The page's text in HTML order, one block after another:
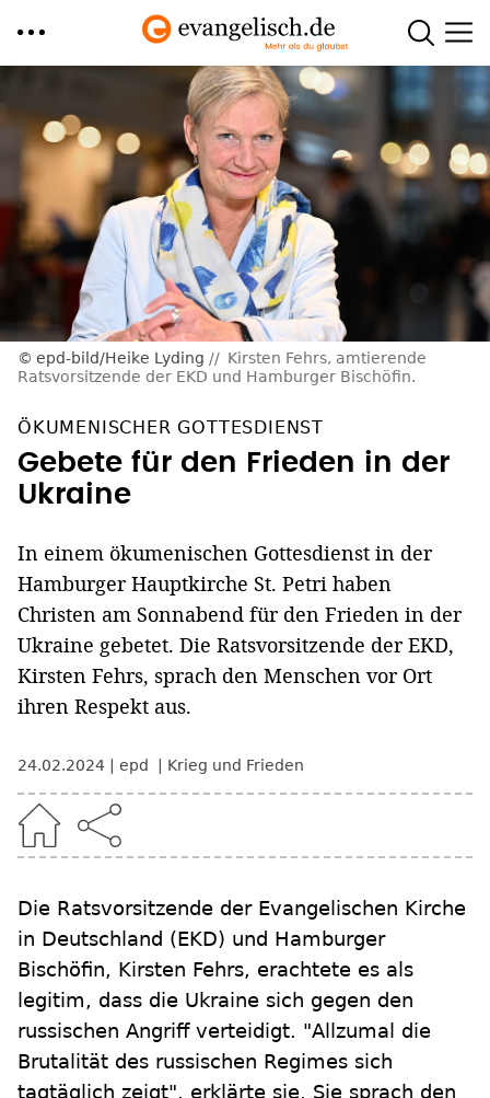
zum
Inhalt
epd-bild/Heike Lyding
Kirsten Fehrs, amtierende
Ratsvorsitzende der EKD und Hamburger Bischöfin.
ÖKUMENISCHER GOTTESDIENST
Gebete für den Frieden in der
Ukraine
In einem ökumenischen Gottesdienst in der
Hamburger Hauptkirche St. Petri haben
Christen am Sonnabend für den Frieden in der
Ukraine gebetet. Die Ratsvorsitzende der EKD,
Kirsten Fehrs, sprach den Menschen vor Ort
ihren Respekt aus.
24.02.2024 epd Krieg und Frieden
Die Ratsvorsitzende der Evangelischen Kirche
in Deutschland (EKD) und Hamburger
Bischöfin, Kirsten Fehrs, erachtete es als
legitim, dass die Ukraine sich gegen den
russischen Angriff verteidigt. "Allzumal die
Brutalität des russischen Regimes sich
tagtäglich zeigt", erklärte sie. Sie sprach den